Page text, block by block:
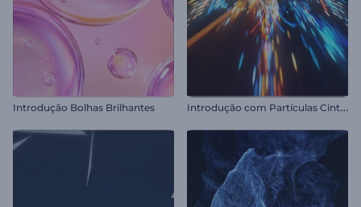
Introdução Bolhas Brilhantes I
ntrodução com Partículas Cintilantes em Espiral